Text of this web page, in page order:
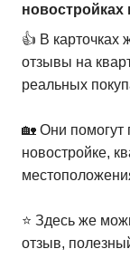
👍 В карточках
отзывы на
реальных
🏡 Они помогут
новостройке,
⭐️ Здесь же
отзыв,